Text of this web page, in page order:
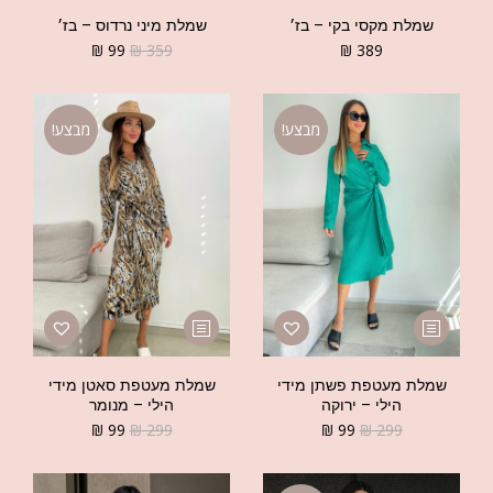
שמלת מקסי בקי – בז׳
₪ 389
שמלת מיני נרדוס – בז׳
₪359
₪ 99
מבצע!
שמלת מעטפת פשתן מידי
הילי – ירוקה
₪299
₪ 99
מבצע!
שמלת מעטפת סאטן מידי
הילי – מנומר
₪299
₪ 99